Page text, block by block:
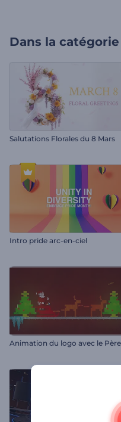
Dans la catégorie
Salutations Florales du 8 Mars
Intro pride arc-en-ciel